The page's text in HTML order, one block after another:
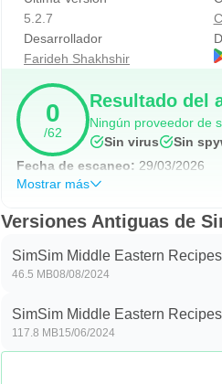
5.2.7
Desarrollador
Farideh Shakhshir
0
/62
Resultado del
Ningún proveedor de
Sin virus
Sin
Fecha de escaneo: 29/03/2026
Mostrar más
Versiones Antiguas de
SimSim Middle Eastern
46.5 MB08/08/2024
SimSim Middle Eastern
117.8 MB15/06/2024